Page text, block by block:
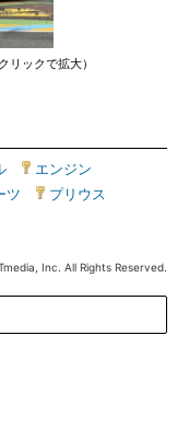
ックで拡大）
エンジン
ツ プリウス
Inc. All Rights Reserved.